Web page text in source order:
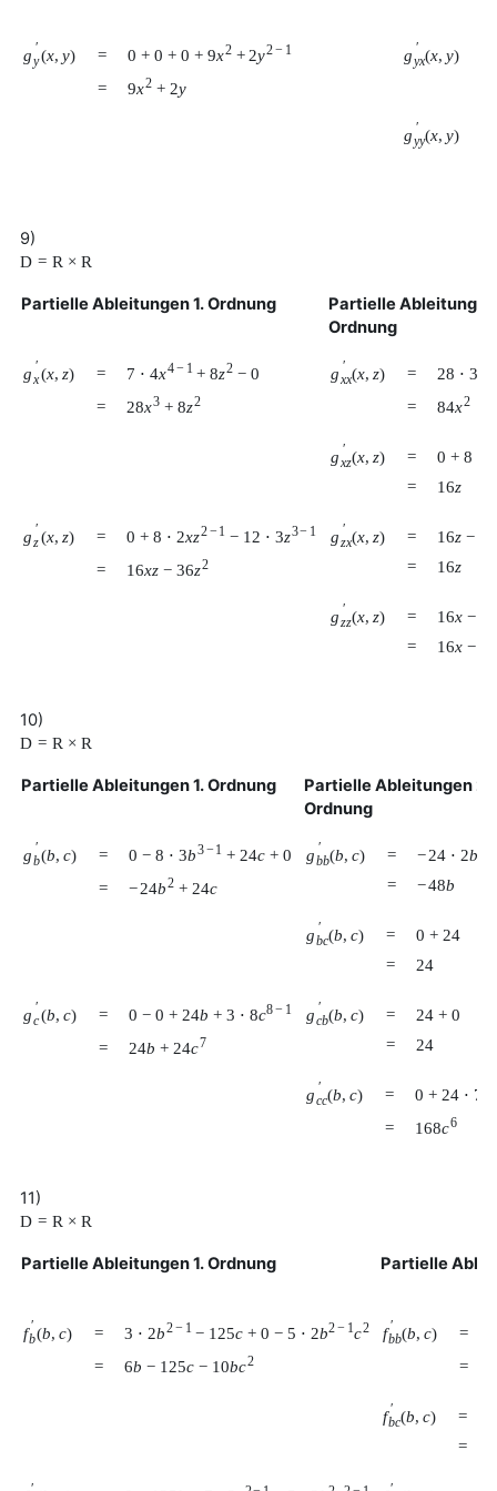
g ′
y(x, y) = 0 + 0 + 0 + 9x2 + 2y2− 1
= 9x2 + 2y
g ′
yx(x, y)
g ′
yy(x, y)
9)
D = R × R
Partielle Ableitungen 1. Ordnung
Partielle
Ordnung
g ′
x(x, z) = 7 ⋅ 4x4− 1 + 8z2 − 0
=
28x3 + 8z2
g ′
xx(x, z) = 28 ⋅ 3
= 84x2
g ′
xz(x, z) = 0 + 8
=
16z
g ′
z(x, z) = 0 + 8 ⋅ 2xz2−1 − 12 ⋅ 3z3− 1
= 16xz − 36z2
g ′
zx(x, z) = 16z −
=
16z
g ′
zz(x, z) = 16x −
=
16x −
10)
D = R × R
Partielle Ableitungen 1. Ordnung
Partielle Ableitungen 2.
Ordnung
g ′
b(b, c) = 0 − 8 ⋅ 3b3−1 + 24c + 0
=
−24b2 + 24c
g ′
bb(b, c) = −24 ⋅ 2b
= −48b
g ′
bc(b, c) = 0 + 24
=
24
g ′
c(b, c) = 0 − 0 + 24b + 3 ⋅ 8c8− 1
= 24b + 24c7
g ′
cb(b, c) = 24 + 0
=
24
g ′
cc(b, c) = 0 + 24 ⋅ 7
= 168c6
11)
D = R × R
Partielle Ableitungen 1. Ordnung Partielle
f ′
b(b, c) = 3 ⋅ 2b2− 1 − 125c + 0 − 5 ⋅ 2b2− 1c2
= 6b − 125c − 10bc2
f ′
bb(b, c) =
=
f ′
bc(b, c) =
=